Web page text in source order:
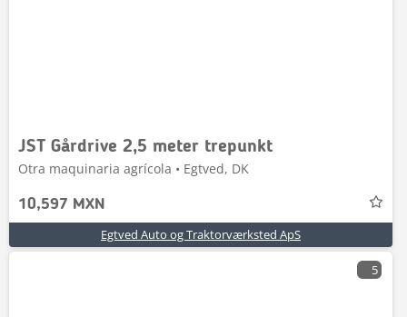
JST Gårdrive 2,5 meter trepunkt
Otra maquinaria agrícola • Egtved, DK
10,597 MXN
Egtved Auto og Traktorværksted ApS
5